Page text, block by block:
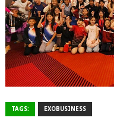
TAGS: EXOBUSINESS